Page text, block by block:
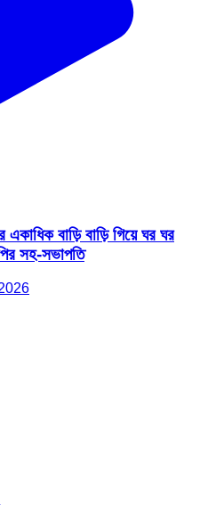
বাড়ি বাড়ি গিয়ে ঘর ঘর
সহ-সভাপতি